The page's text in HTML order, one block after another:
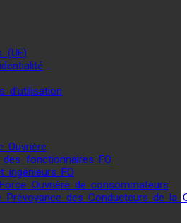
(UE)
d’utilisation
Ouvrière
des fonctionnaires FO
ingénieurs FO
Ouvrière de consommateurs
Prévoyance des Conducteurs de la